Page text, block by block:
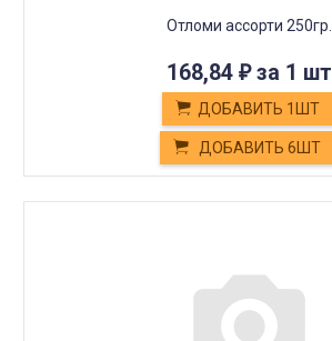
Отломи ассорти 250гр.
168,84 ₽за 1 шт
ДОБАВИТЬ 1ШТ
ДОБАВИТЬ 6ШТ